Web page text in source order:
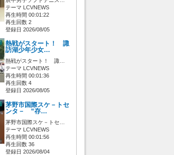
テーマ LCVNEWS
再生時間 00:01:22
再生回数 2
登録日 2026/08/05
熱戦がスタート！ 諏
訪湖少年少女…
熱戦がスタート！ 諏…
テーマ LCVNEWS
再生時間 00:01:36
再生回数 4
登録日 2026/08/05
茅野市国際スケ－トセ
ンタ－ “存…
茅野市国際スケ－トセ…
テーマ LCVNEWS
再生時間 00:01:56
再生回数 36
登録日 2026/08/04